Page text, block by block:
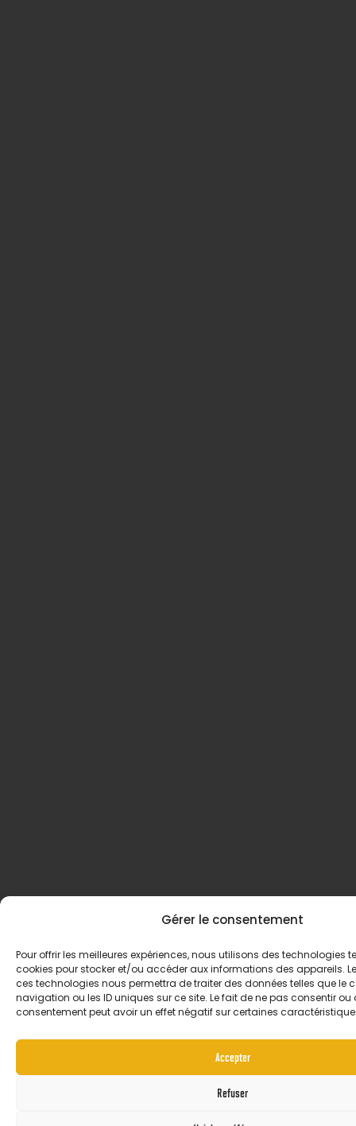
Gérer le consentement
Pour offrir les meilleures expériences, nous utilisons des technologies
cookies pour stocker et/ou accéder aux informations des appareils.
ces technologies nous permettra de traiter des données telles que le
navigation ou les ID uniques sur ce site. Le fait de ne pas consentir ou
consentement peut avoir un effet négatif sur certaines
Accepter
Refuser